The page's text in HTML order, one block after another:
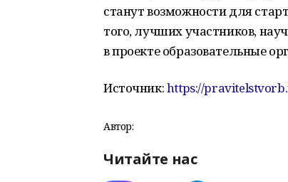
станут возможности для
того, лучших участников,
в проекте образовательные
Источник:https://
Автор:
Читайте нас